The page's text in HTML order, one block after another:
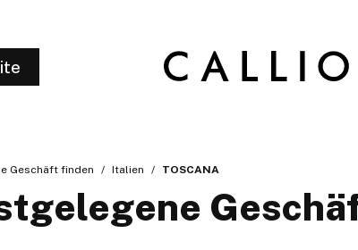
Geschäft finden Italien TOSCANA